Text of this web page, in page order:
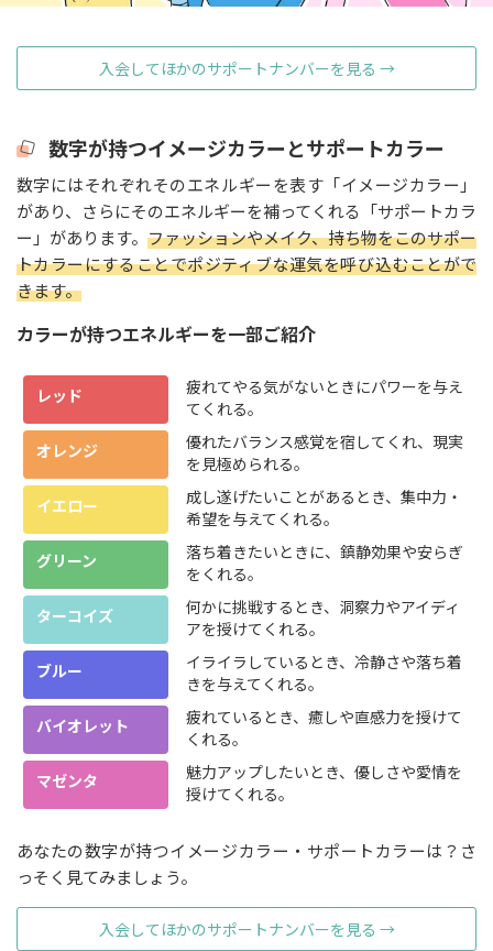
入会してほかのサポートナンバーを見る →
数字が持つイメージカラーとサポートカラー
数字にはそれぞれそのエネルギーを表す「イメージカラー」
があり、さらにそのエネルギーを補ってくれる「サポートカラ
ー」があります。 ファッションやメイク、持ち物をこのサポー
トカラーにすることでポジティブな運気を呼び込むことがで
きます。
カラーが持つエネルギーを一部ご紹介
レッド
疲れてやる気がないときにパワーを与え
てくれる。
オレンジ
優れたバランス感覚を宿してくれ、現実
を見極められる。
イエロー
成し遂げたいことがあるとき、集中力・
希望を与えてくれる。
グリーン
落ち着きたいときに、鎮静効果や安らぎ
をくれる。
ターコイズ
何かに挑戦するとき、洞察力やアイディ
アを授けてくれる。
ブルー
イライラしているとき、冷静さや落ち着
きを与えてくれる。
バイオレット
疲れているとき、癒しや直感力を授けて
くれる。
マゼンタ
魅力アップしたいとき、優しさや愛情を
授けてくれる。
あなたの数字が持つイメージカラー・サポートカラーは？さ
っそく見てみましょう。
入会してほかのサポートナンバーを見る →